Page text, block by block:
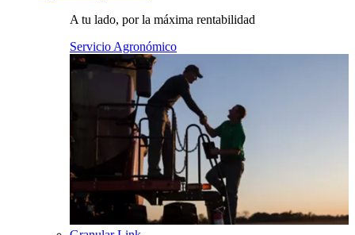
A tu lado, por la máxima rentabilidad
Servicio Agronómico